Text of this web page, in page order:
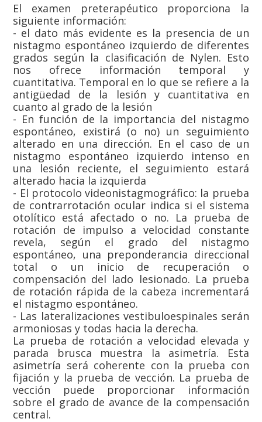
El examen preterapéutico proporciona la
siguiente información:
- el dato más evidente es la presencia de un
nistagmo espontáneo izquierdo de diferentes
grados según la clasificación de Nylen. Esto
nos ofrece información temporal y
cuantitativa. Temporal en lo que se refiere a la
antigüedad de la lesión y cuantitativa en
cuanto al grado de la lesión
- En función de la importancia del nistagmo
espontáneo, existirá (o no) un seguimiento
alterado en una dirección. En el caso de un
nistagmo espontáneo izquierdo intenso en
una lesión reciente, el seguimiento estará
alterado hacia la izquierda
- El protocolo videonistagmográfico: la prueba
de contrarrotación ocular indica si el sistema
otolítico está afectado o no. La prueba de
rotación de impulso a velocidad constante
revela, según el grado del nistagmo
espontáneo, una preponderancia direccional
total o un inicio de recuperación o
compensación del lado lesionado. La prueba
de rotación rápida de la cabeza incrementará
el nistagmo espontáneo.
- Las lateralizaciones vestibuloespinales serán
armoniosas y todas hacia la derecha.
La prueba de rotación a velocidad elevada y
parada brusca muestra la asimetría. Esta
asimetría será coherente con la prueba con
fijación y la prueba de vección. La prueba de
vección puede proporcionar información
sobre el grado de avance de la compensación
central.